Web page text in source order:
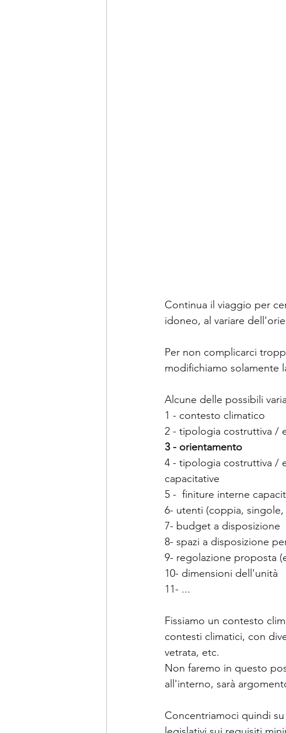
Continua il viaggio per
idoneo, al variare
Per non complicarci
modifichiamo solamente
Alcune delle possibili
1 - contesto climatico
2 - tipologia costruttiva /
3 - orientamento
4 - tipologia costruttiva /
capacitative
5 -  finiture interne
6- utenti (coppia, singole,
7- budget a disposizione
8- spazi a disposizione
9- regolazione proposta
10- dimensioni dell'unità
11- ...
Fissiamo un contesto
contesti climatici, con
vetrata, etc.
Non faremo in questo
all'interno, sarà
Concentriamoci quindi